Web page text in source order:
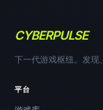
CYBERPULSE
下一代游戏枢纽。发现
平台